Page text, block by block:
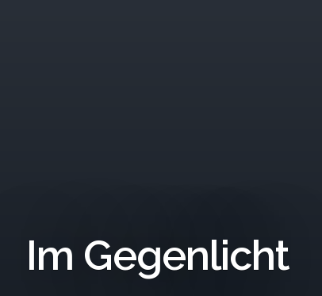
Im Gegenlicht